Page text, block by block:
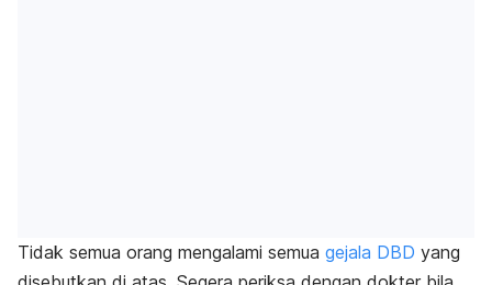
Tidak semua orang mengalami semua gejala DBD yang